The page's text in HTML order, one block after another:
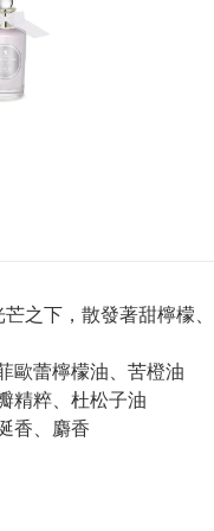
之下，散發著甜檸檬
歐蕾檸檬油、苦橙油
精粹、杜松子油
香、麝香